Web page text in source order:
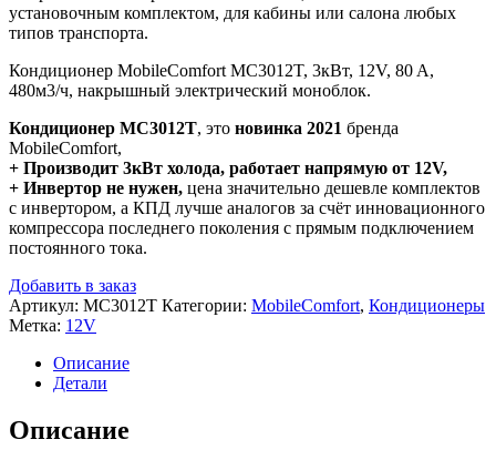
установочным комплектом, для кабины или салона любых
типов транспорта.
Кондиционер MobileComfort MC3012T, 3кВт, 12V, 80 A,
480м3/ч, накрышный электрический моноблок.
Кондиционер MC3012T, это новинка 2021 бренда
MobileComfort,
+ Производит 3кВт холода, работает напрямую от 12V,
+ Инвертор не нужен, цена значительно дешевле комплектов
с инвертором, а КПД лучше аналогов за счёт инновационного
компрессора последнего поколения с прямым подключением
постоянного тока.
Добавить в заказ
Артикул: MC3012T Категории: MobileComfort, Кондиционеры
Метка: 12V
Описание
Детали
Описание